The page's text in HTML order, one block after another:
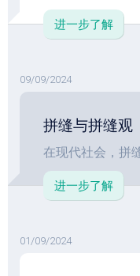
进一步了解
09/09/2024
拼缝与拼缝观
在现代社会，拼
进一步了解
01/09/2024